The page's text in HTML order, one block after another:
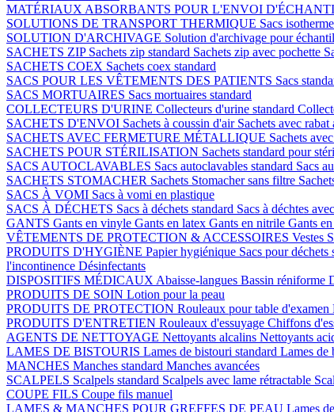
MATÉRIAUX ABSORBANTS POUR L'ENVOI
SOLUTIONS DE TRANSPORT THERMIQUE Sacs
SOLUTION D'ARCHIVAGE Solution d'archivage pour
SACHETS ZIP Sachets zip standard Sachets zip avec pochette
SACHETS COEX Sachets coex standard
SACS POUR LES VÊTEMENTS DES PATIENTS Sacs
SACS MORTUAIRES Sacs mortuaires standard
COLLECTEURS D'URINE Collecteurs d'urine standard
SACHETS D'ENVOI Sachets à coussin d'air Sachets avec
SACHETS AVEC FERMETURE MÉTALLIQUE Sachets
SACHETS POUR STÉRILISATION Sachets standard pour
SACS AUTOCLAVABLES Sacs autoclavables standard Sacs
SACHETS STOMACHER Sachets Stomacher sans filtre
SACS À VOMI Sacs à vomi en plastique
SACS À DÉCHETS Sacs à déchets standard Sacs à déchtes
GANTS Gants en vinyle Gants en latex Gants en nitrile Gants
VÊTEMENTS DE PROTECTION & ACCESSOIRES Vestes
PRODUITS D'HYGIÈNE Papier hygiénique Sacs pour déchets
l'incontinence Désinfectants
DISPOSITIFS MÉDICAUX Abaisse-langues Bassin réniforme
PRODUITS DE SOIN Lotion pour la peau
PRODUITS DE PROTECTION Rouleaux pour table d'examen
PRODUITS D'ENTRETIEN Rouleaux d'essuyage Chiffons
AGENTS DE NETTOYAGE Nettoyants alcalins Nettoyants
LAMES DE BISTOURIS Lames de bistouri standard Lames de
MANCHES Manches standard Manches avancées
SCALPELS Scalpels standard Scalpels avec lame rétractable
COUPE FILS Coupe fils manuel
LAMES & MANCHES POUR GREFFES DE PEAU Lames